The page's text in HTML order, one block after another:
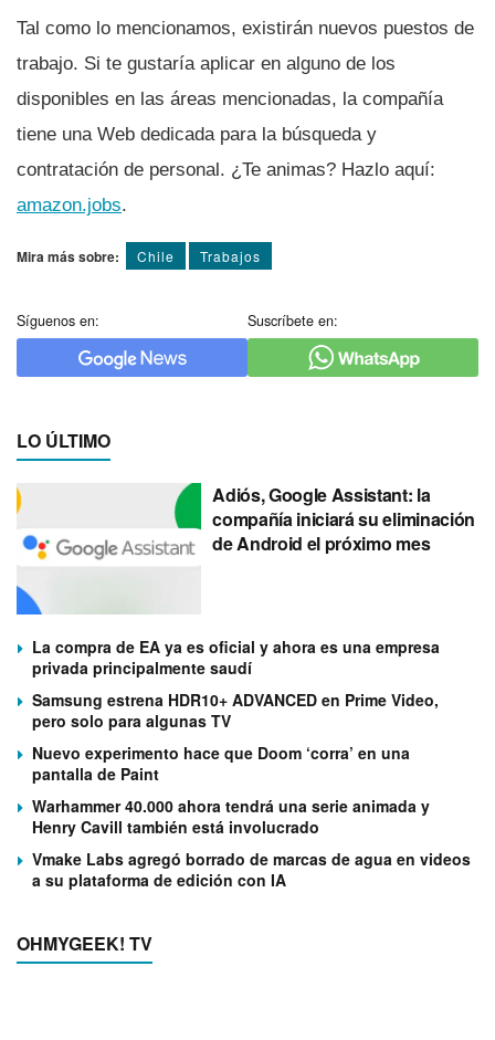
Tal como lo mencionamos, existirán nuevos puestos de
trabajo. Si te gustarí­a aplicar en alguno de los
disponibles en las áreas mencionadas, la compañí­a
tiene una Web dedicada para la búsqueda y
contratación de personal. ¿Te animas? Hazlo aquí­:
amazon.jobs.
Mira más sobre: Chile Trabajos
Síguenos en: Suscríbete en:
LO ÚLTIMO
Adiós, Google Assistant: la
compañía iniciará su eliminación
de Android el próximo mes
La compra de EA ya es oficial y ahora es una empresa
privada principalmente saudí
Samsung estrena HDR10+ ADVANCED en Prime Video,
pero solo para algunas TV
Nuevo experimento hace que Doom ‘corra’ en una
pantalla de Paint
Warhammer 40.000 ahora tendrá una serie animada y
Henry Cavill también está involucrado
Vmake Labs agregó borrado de marcas de agua en videos
a su plataforma de edición con IA
OHMYGEEK! TV